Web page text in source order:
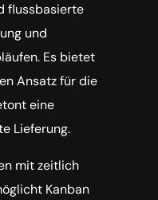
flussbasierte
und
Es bietet
Ansatz für die
eine
Lieferung.
mit zeitlich
Kanban